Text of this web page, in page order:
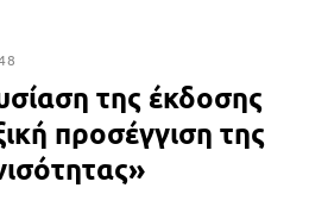
της έκδοσης
προσέγγιση της